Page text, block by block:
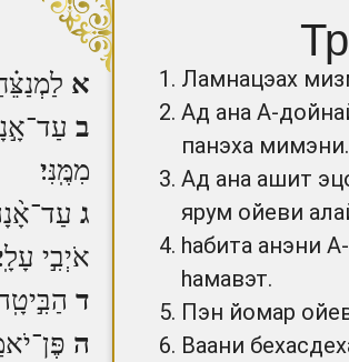
א
ב
מִמֶּֽנִּי׃
ג
אֹיְבִ֣י
ד
ה
Ламнацэах
Ад ана А-
панэха мимэни.
Ад ана ашит
ярум ойеви
hабита анэни
hамавэт.
Пэн йомар
Ваани